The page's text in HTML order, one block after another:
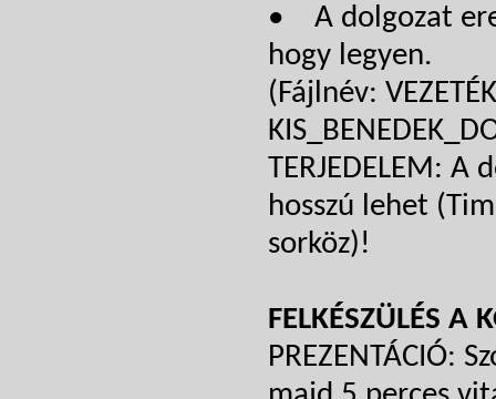
• A dolgozat
hogy legyen.
(Fájlnév:
TERJEDELEM:
hosszú lehet
sorköz)!
FELKÉSZÜLÉS A
PREZENTÁCIÓ: